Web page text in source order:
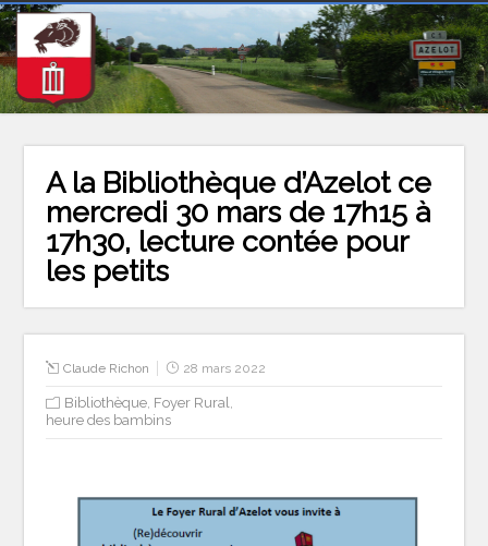
A la Bibliothèque d’Azelot ce
mercredi 30 mars de 17h15 à
17h30, lecture contée pour
les petits
Claude Richon 28 mars 2022
Bibliothèque Foyer Rural
heure des bambins